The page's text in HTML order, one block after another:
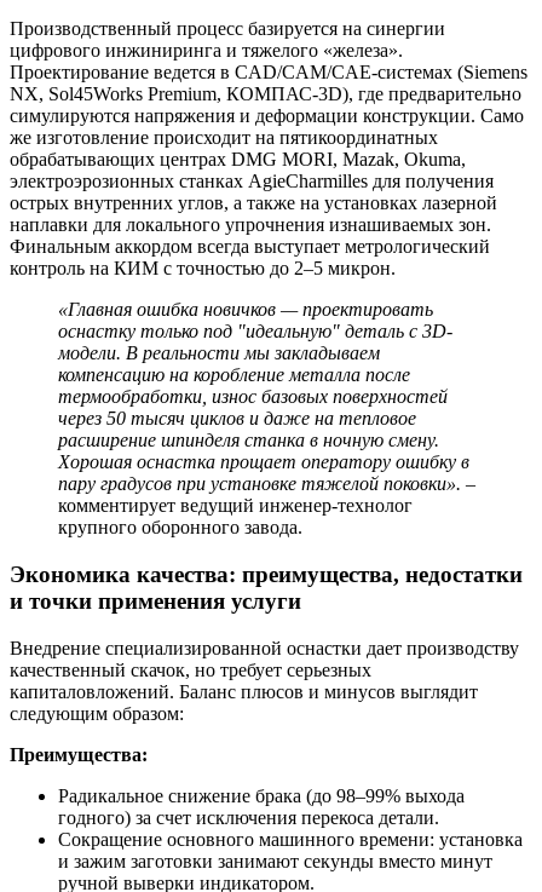
Производственный процесс базируется на синергии
цифрового инжиниринга и тяжелого «железа».
Проектирование ведется в CAD/CAM/CAE-системах (Siemens
NX, Sol45Works Premium, КОМПАС-3D), где предварительно
симулируются напряжения и деформации конструкции. Само
же изготовление происходит на пятикоординатных
обрабатывающих центрах DMG MORI, Mazak, Okuma,
электроэрозионных станках AgieCharmilles для получения
острых внутренних углов, а также на установках лазерной
наплавки для локального упрочнения изнашиваемых зон.
Финальным аккордом всегда выступает метрологический
контроль на КИМ с точностью до 2–5 микрон.
«Главная ошибка новичков — проектировать
оснастку только под "идеальную" деталь с 3D-
модели. В реальности мы закладываем
компенсацию на коробление металла после
термообработки, износ базовых поверхностей
через 50 тысяч циклов и даже на тепловое
расширение шпинделя станка в ночную смену.
Хорошая оснастка прощает оператору ошибку в
пару градусов при установке тяжелой поковки». –
комментирует ведущий инженер-технолог
крупного оборонного завода.
Экономика качества: преимущества, недостатки
и точки применения услуги
Внедрение специализированной оснастки дает производству
качественный скачок, но требует серьезных
капиталовложений. Баланс плюсов и минусов выглядит
следующим образом:
Преимущества:
Радикальное снижение брака (до 98–99% выхода
годного) за счет исключения перекоса детали.
Сокращение основного машинного времени: установка
и зажим заготовки занимают секунды вместо минут
ручной выверки индикатором.